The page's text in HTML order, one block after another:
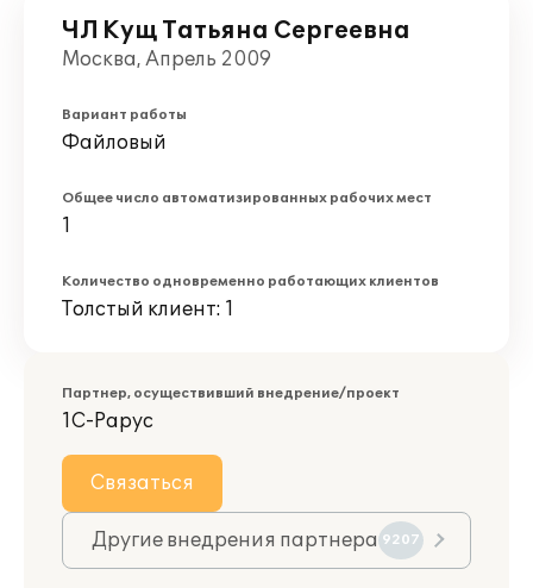
ЧЛ Кущ Татьяна Сергеевна
Москва, Апрель 2009
Вариант работы
Файловый
Общее число автоматизированных рабочих мест
1
Количество одновременно работающих клиентов
Толстый клиент: 1
Партнер, осуществивший внедрение/проект
1С-Рарус
Связаться
Другие внедрения партнера 9207